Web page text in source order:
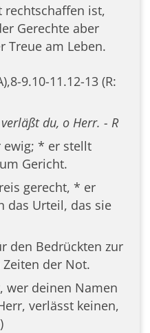
rechtschaffen ist,
Gerechte aber
Treue am Leben.
9.10-11.12-13 (R:
du, o Herr. - R
* er stellt
Gericht.
gerecht, * er
das Urteil, das sie
den Bedrückten zur
der Not.
wer deinen Namen
verlässt keinen,